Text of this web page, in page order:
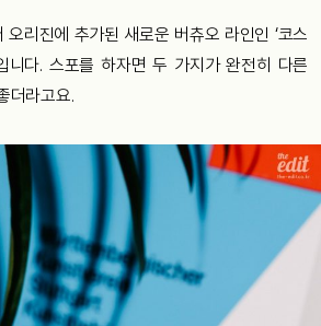
오리진에 추가된 새로운 버츄오 라인인 ‘코스
입니다. 스포를 하자면 두 가지가 완전히 다른
더라고요.